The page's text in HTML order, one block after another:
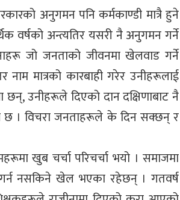
अनुगमन पनि कर्मकाण्डी मात्रै हुने
वर्षको अन्त्यतिर यसरी नै अनुगमन गर्ने
जो जनताको जीवनमा खेलवाड गर्ने
मात्रको कारबाही गरेर उनीहरूलाई
उनीहरूले दिएको दान दक्षिणाबाट नै
छ । विचरा जनताहरूले के दिन सक्छन् र
खुब चर्चा परिचर्चा भयो । समाजमा
गर्न नसकिने खेल भएका रहेछन् । गतवर्ष